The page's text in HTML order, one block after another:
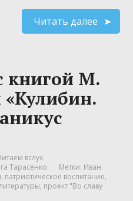
Читать далее
книгой М.
вслух
Тарасенко Метки: Иван
, патриотическое воспитание,
, проект "Во славу